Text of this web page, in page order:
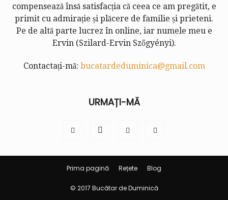
compensează însă satisfacția că ceea ce am pregătit, e
primit cu admirație și plăcere de familie și prieteni.
Pe de altă parte lucrez în online, iar numele meu e
Ervin (Szilard-Ervin Szőgyényi).
Contactați-mă: bucatardeduminica@gmail.com
URMAȚI-MĂ
Prima pagină Rețete Blog
© 2017 Bucătar de Duminică